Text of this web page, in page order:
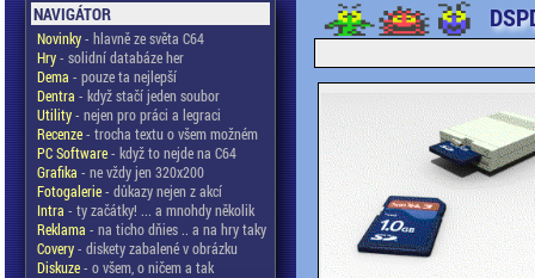
NAVIGÁTOR
Novinky- hlavně ze světa C64
Hry- solidní databáze her
Dema - pouze ta nejlepší
Dentra - když stačí jeden soubor
Utility- nejen pro práci a legraci
Recenze- trocha textu o všem možném
PC Software- když to nejde na C64
Grafika - ne vždy jen 320x200
Fotogalerie- důkazy nejen z akcí
Intra - ty začátky! ... a mnohdy několik
Reklama - na ticho dňies .. a na hry taky
Covery- diskety zabalené v obrázku
Diskuze- o všem, o ničem a tak